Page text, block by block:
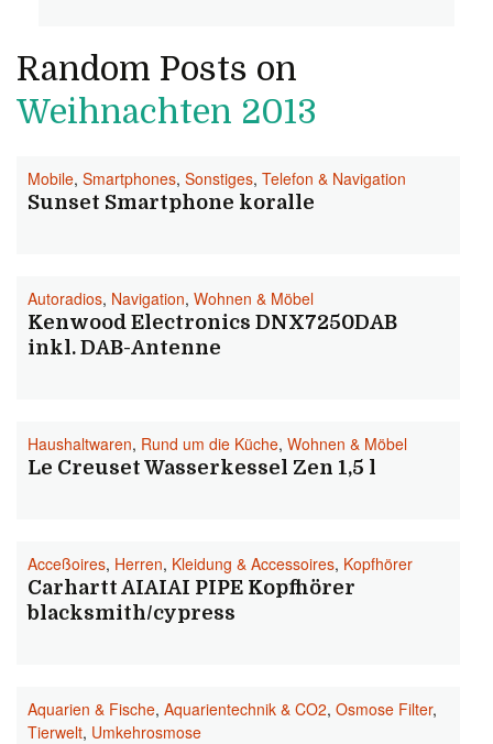
Random Posts on
Weihnachten 2013
Mobile, Smartphones, Sonstiges, Telefon & Navigation
Sunset Smartphone koralle
Autoradios, Navigation, Wohnen & Möbel
Kenwood Electronics DNX7250DAB
inkl. DAB-Antenne
Haushaltwaren, Rund um die Küche, Wohnen & Möbel
Le Creuset Wasserkessel Zen 1,5 l
Acceßoires, Herren, Kleidung & Accessoires, Kopfhörer
Carhartt AIAIAI PIPE Kopfhörer
blacksmith/cypress
Aquarien & Fische, Aquarientechnik & CO2, Osmose Filter,
Tierwelt, Umkehrosmose